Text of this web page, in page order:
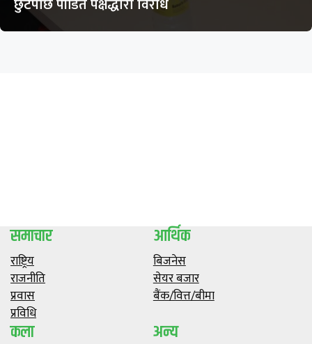
छुटेपछि पीडित पक्षद्धारा विरोध
समाचार
राष्ट्रिय
राजनीति
प्रवास
प्रविधि
आर्थिक
बिजनेस
सेयर बजार
बैंक/वित्त/बीमा
कला अन्य